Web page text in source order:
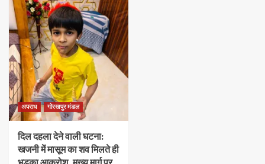
अपराध गोरखपुर मंडल
दिल दहला देने वाली घटना:
खजनी में मासूम का शव मिलते ही